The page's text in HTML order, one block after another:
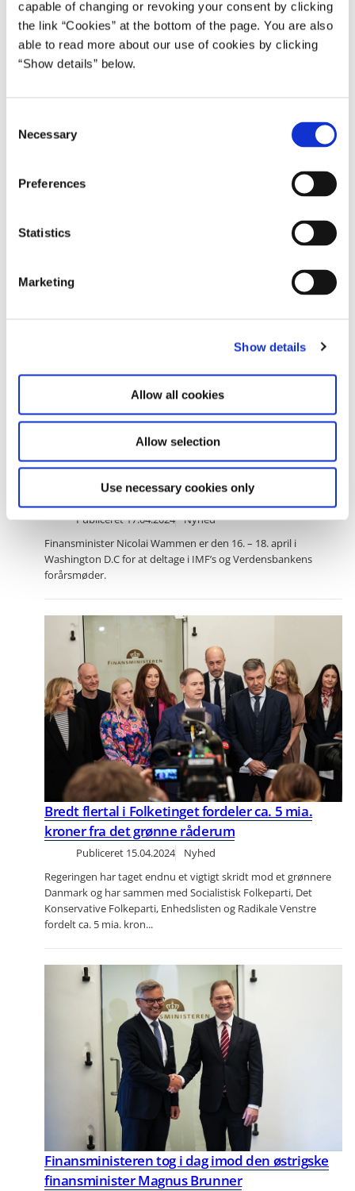
capable of changing or revoking your consent by clicking
the link “Cookies” at the bottom of the page. You are also
able to read more about our use of cookies by clicking
“Show details” below.
Necessary
Preferences
Statistics
Marketing
Show details
Allow all cookies
Allow selection
Use necessary cookies only
Finansministre i fælles kamp for klimaet
Finansminister Nicolai Wammen og 91 af af hans
klimamålene.
grønt budskab
Publiceret17.04.2024
Nyhed
Finansminister Nicolai Wammen er den 16. – 18. april i
Washington D.C for at deltage i IMF’s og Verdensbankens
forårsmøder.
Bredt flertal i Folketinget fordeler ca. 5 mia.
kroner fra det grønne råderum
Publiceret 15.04.2024
Nyhed
Regeringen har taget endnu et vigtigt skridt mod et grønnere
Danmark og har sammen med Socialistisk Folkeparti, Det
Konservative Folkeparti, Enhedslisten og Radikale Venstre
fordelt ca. 5 mia. kron...
Finansministeren tog i dag imod den østrigske
finansminister Magnus Brunner